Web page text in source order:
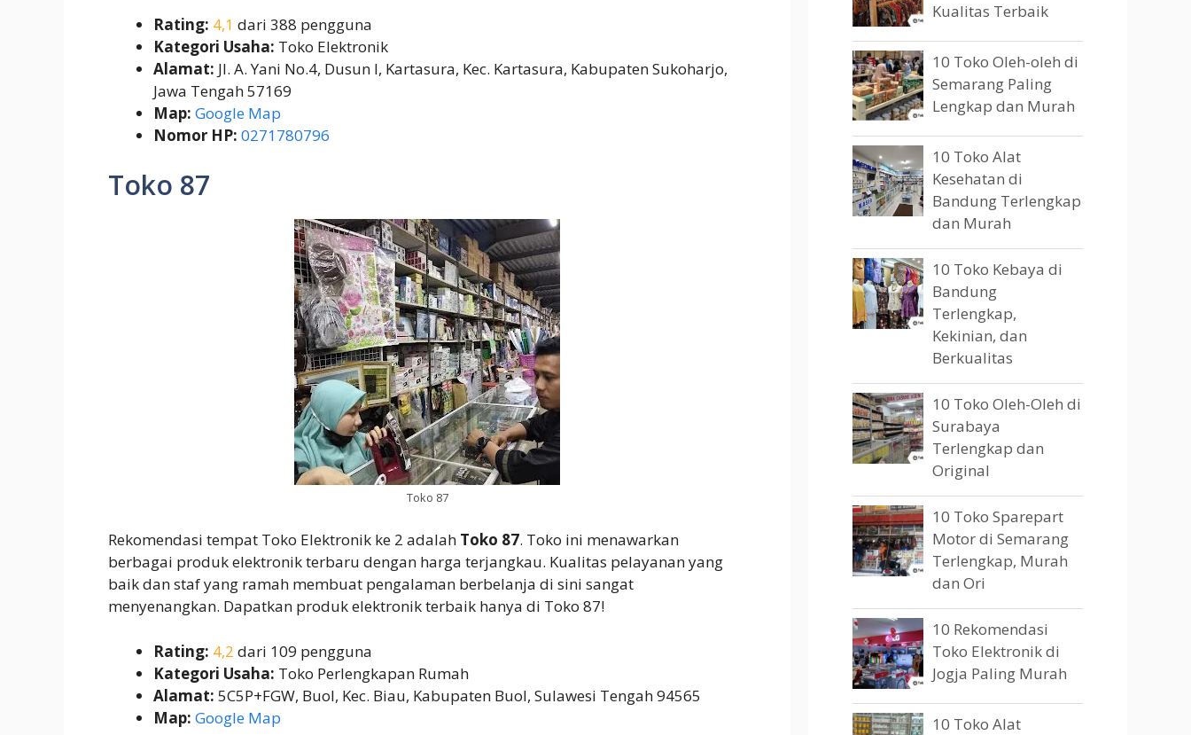
Rating: 4,1 dari 388 pengguna
Kategori Usaha: Toko Elektronik
Alamat: Jl. A. Yani No.4, Dusun I, Kartasura, Kec. Kartasura, Kabupaten Sukoharjo,
Jawa Tengah 57169
Map: Google Map
Nomor HP: 0271780796
Toko 87
Toko 87
Rekomendasi tempat Toko Elektronik ke 2 adalah Toko 87. Toko ini menawarkan
berbagai produk elektronik terbaru dengan harga terjangkau. Kualitas pelayanan yang
baik dan staf yang ramah membuat pengalaman berbelanja di sini sangat
menyenangkan. Dapatkan produk elektronik terbaik hanya di Toko 87!
Rating: 4,2 dari 109 pengguna
Kategori Usaha: Toko Perlengkapan Rumah
Alamat: 5C5P+FGW, Buol, Kec. Biau, Kabupaten Buol, Sulawesi Tengah 94565
Map: Google Map
Kualitas Terbaik
10 Toko Oleh-oleh di
Semarang Paling
Lengkap dan Murah
10 Toko Alat
Kesehatan di
Bandung Terlengkap
dan Murah
10 Toko Kebaya di
Bandung
Terlengkap,
Kekinian, dan
Berkualitas
10 Toko Oleh-Oleh di
Surabaya
Terlengkap dan
Original
10 Toko Sparepart
Motor di Semarang
Terlengkap, Murah
dan Ori
10 Rekomendasi
Toko Elektronik di
Jogja Paling Murah
10 Toko Alat